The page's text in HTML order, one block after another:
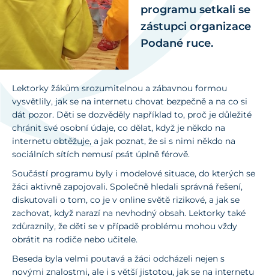
programu setkali se
zástupci organizace
Podané ruce.
Lektorky žákům srozumitelnou a zábavnou formou
vysvětlily, jak se na internetu chovat bezpečně a na co si
dát pozor. Děti se dozvěděly například to, proč je důležité
chránit své osobní údaje, co dělat, když je někdo na
internetu obtěžuje, a jak poznat, že si s nimi někdo na
sociálních sítích nemusí psát úplně férově.
Součástí programu byly i modelové situace, do kterých se
žáci aktivně zapojovali. Společně hledali správná řešení,
diskutovali o tom, co je v online světě rizikové, a jak se
zachovat, když narazí na nevhodný obsah. Lektorky také
zdůraznily, že děti se v případě problému mohou vždy
obrátit na rodiče nebo učitele.
Beseda byla velmi poutavá a žáci odcházeli nejen s
novými znalostmi, ale i s větší jistotou, jak se na internetu